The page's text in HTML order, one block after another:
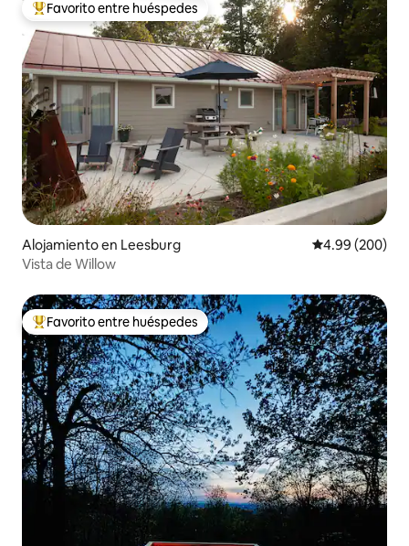
Favorito entre huéspedes preferido
Favorito entre huéspedes
Alojamiento en Leesburg Calificación
4.99 (200)
Vista de Willow
Favorito entre huéspedes preferido
Favorito entre huéspedes